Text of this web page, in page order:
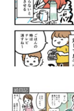
絵日記